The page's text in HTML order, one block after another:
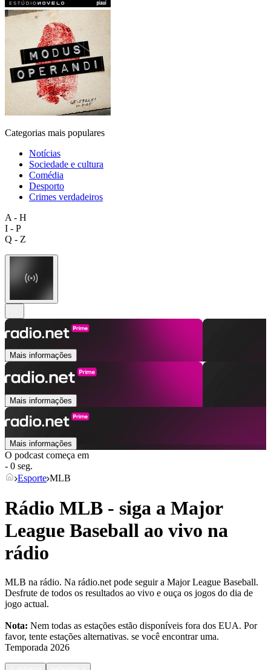
Categorias mais populares
Notícias
Sociedade e cultura
Comédia
Desporto
Crimes verdadeiros
A - H
I - P
Q - Z
Mais informações
Mais informações
Mais informações
O podcast começa em
- 0 seg.
Esporte MLB
Rádio MLB - siga a Major
League Baseball ao vivo na
rádio
MLB na rádio. Na rádio.net pode seguir a Major League Baseball.
Desfrute de todos os resultados ao vivo e ouça os jogos do dia de
jogo actual.
Nota: Nem todas as estações estão disponíveis fora dos EUA. Por
favor, tente estações alternativas. se você encontrar uma.
Temporada 2026